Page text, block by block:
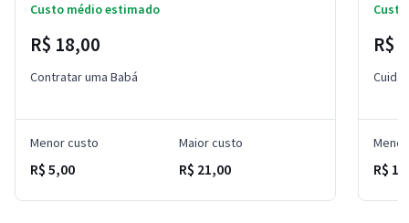
Custo médio estimado
R$ 18,00
Contratar uma Babá
Menor custo
R$ 5,00
Maior custo
R$ 21,00
R$
R$